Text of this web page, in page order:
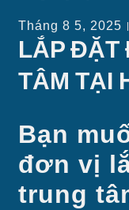
Tháng 8 5, 2025
LẮP ĐẶT
TÂM TẠI
Bạn
đơn vị
trung